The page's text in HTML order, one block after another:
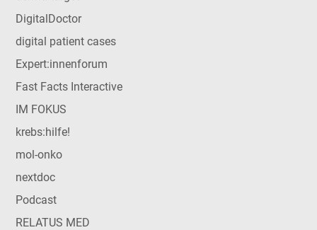
DigitalDoctor
digital patient cases
Expert:innenforum
Fast Facts Interactive
IM FOKUS
krebs:hilfe!
mol-onko
nextdoc
Podcast
RELATUS MED